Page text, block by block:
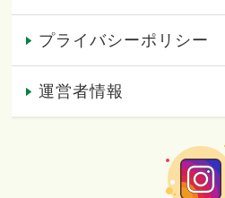
プライバシーポリシー
運営者情報